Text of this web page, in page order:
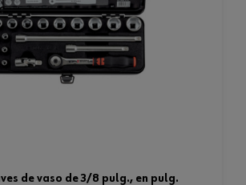
de vaso de 3/8 pulg., en pulg.